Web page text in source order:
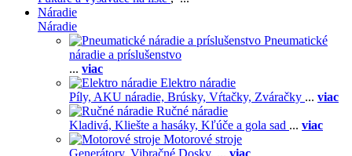
Náradie
Náradie
Pneumatické
náradie a príslušenstvo
... viac
Elektro náradie
Píly, AKU náradie, Brúsky, Vŕtačky, Zváračky ... viac
Ručné náradie
Kladivá, Kliešte a hasáky, Kľúče a gola sad ... viac
Motorové stroje
Generátory, Vibračné Dosky, ... viac